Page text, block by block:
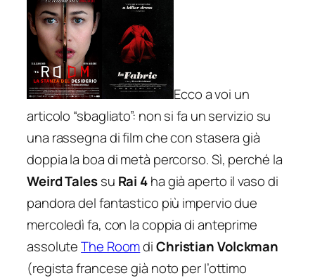
Ecco a voi un
articolo “sbagliato”: non si fa un servizio su
una rassegna di film che con stasera già
doppia la boa di metà percorso. Sì, perché la
Weird Talessu Rai 4ha già aperto il vaso di
pandora del fantastico più impervio due
mercoledì fa, con la coppia di anteprime
assoluteThe RoomdiChristian Volckman
(regista francese già noto per l’ottimo